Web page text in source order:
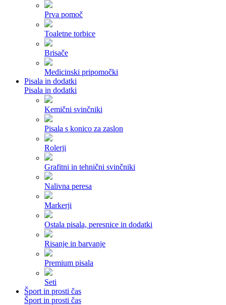
Prva pomoč
Toaletne torbice
Brisače
Medicinski pripomočki
Pisala in dodatki
Pisala in dodatki
Kemični svinčniki
Pisala s konico za zaslon
Rolerji
Grafitni in tehnični svinčniki
Nalivna peresa
Markerji
Ostala pisala, peresnice in dodatki
Risanje in barvanje
Premium pisala
Seti
Šport in prosti čas
Šport in prosti čas